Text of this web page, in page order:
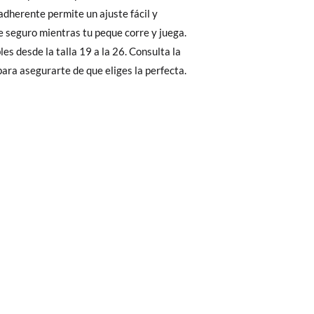
asegurarte de que eliges la perfecta.
& Devolucionesde nuestra web
de todo: te mandaremos otra